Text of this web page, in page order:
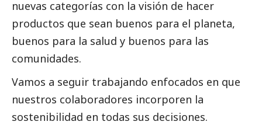
nuevas categorías con la visión de hacer
productos que sean buenos para el planeta,
buenos para la salud y buenos para las
comunidades.
Vamos a seguir trabajando enfocados en que
nuestros colaboradores incorporen la
sostenibilidad en todas sus decisiones.